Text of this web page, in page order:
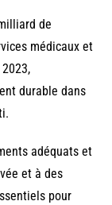
de
médicaux et
durable dans
adéquats et
et à des
pour